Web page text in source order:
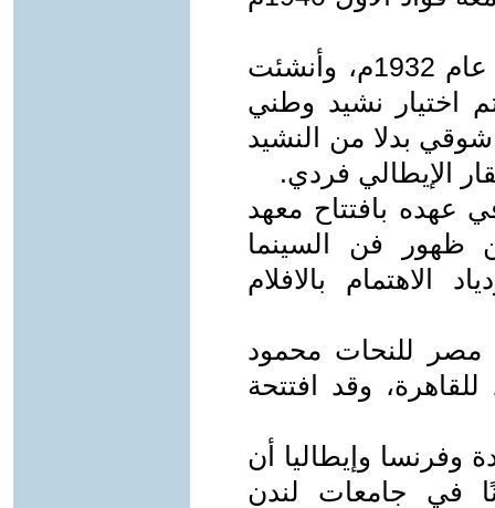
ـ كما تأسس مجمع اللغة العربية في عام 1932م، وأنشئت
في عام 1934م، وتم اختيار نشيد وطني
بدلا من النشيد
الإيطالي فردي.
عهده بافتتاح معهد
فضلا عن ظهور فن السينما
بالافلام
مصر للنحات محمود
وقد افتتحة
وفرنسا وإيطاليا أن
في جامعات لندن